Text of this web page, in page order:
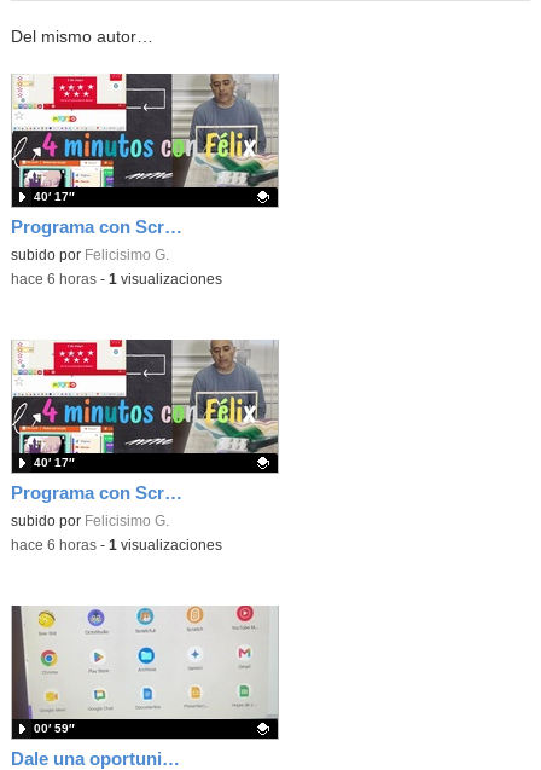
Del mismo autor…
Programa con Scratch, 8 diferentes juegos para vivir la emoción de los partidos de España en el mundial 2026
Contenido educativo.
subido por Felicisimo G.
40′ 17″
-hace 6 horas- 1 visualizaciones
Programa con Scratch juegos con los partidos del mundial 2026 ganados por España
Contenido educativo.
subido por Felicisimo G.
40′ 17″
-hace 6 horas- 1 visualizaciones
Dale una oportunidad a los Chromebooks y utiliza un proyector para realizar talleres si no tienes pantallas táctiles
00′ 59″